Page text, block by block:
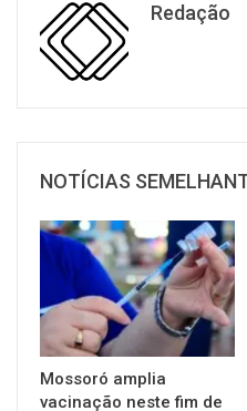
Redação
NOTÍCIAS
Mossoró amplia
vacinação neste fim de